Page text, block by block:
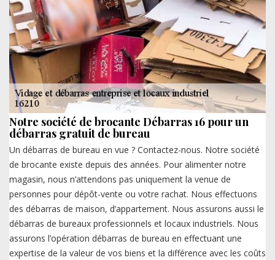
Notre société de brocante Débarras 16 pour un
débarras gratuit de bureau
Un débarras de bureau en vue ? Contactez-nous. Notre société
de brocante existe depuis des années. Pour alimenter notre
magasin, nous n’attendons pas uniquement la venue de
personnes pour dépôt-vente ou votre rachat. Nous effectuons
des débarras de maison, d’appartement. Nous assurons aussi le
débarras de bureaux professionnels et locaux industriels. Nous
assurons l’opération débarras de bureau en effectuant une
expertise de la valeur de vos biens et la différence avec les coûts